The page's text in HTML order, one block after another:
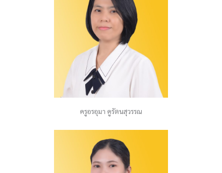
ครูอรอุมา คูรัตนสุวรรณ